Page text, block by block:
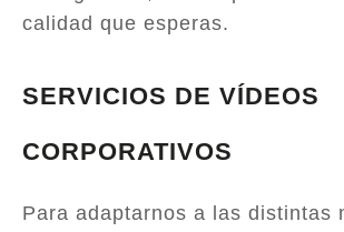
calidad que esperas.
SERVICIOS DE VÍDEOS
CORPORATIVOS
Para adaptarnos a las distintas